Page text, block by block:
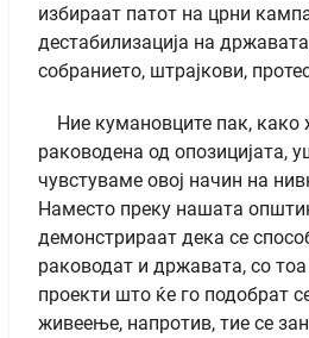
избираат патот на црни
дестабилизација на
собранието, штрајкови,
Ние кумановците пак, како
раководена од опозицијата,
чувстуваме овој начин на
Наместо преку нашата
демонстрираат дека се
раководат и државата, со
проекти што ќе го подобрат
живеење, напротив, тие се